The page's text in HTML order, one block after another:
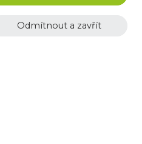
Odmítnout a zavřít